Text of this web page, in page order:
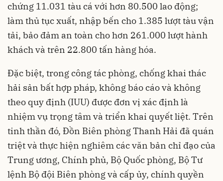
chứng 11.031 tàu cá với hơn 80.500 lao động;
làm thủ tục xuất, nhập bến cho 1.385 lượt tàu vận
tải, bảo đảm an toàn cho hơn 261.000 lượt hành
khách và trên 22.800 tấn hàng hóa.
Đặc biệt, trong công tác phòng, chống khai thác
hải sản bất hợp pháp, không báo cáo và không
theo quy định (IUU) được đơn vị xác định là
nhiệm vụ trọng tâm và triển khai quyết liệt. Trên
tinh thần đó, Đồn Biên phòng Thanh Hải đã quán
triệt và thực hiện nghiêm các văn bản chỉ đạo của
Trung ương, Chính phủ, Bộ Quốc phòng, Bộ Tư
lệnh Bộ đội Biên phòng và cấp ủy, chính quyền